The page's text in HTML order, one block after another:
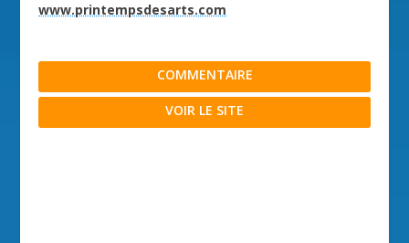
www.printempsdesarts.com
COMMENTAIRE
VOIR LE SITE